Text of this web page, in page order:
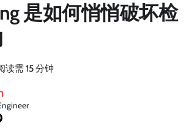
是如何悄悄破坏检
读需 15 分钟